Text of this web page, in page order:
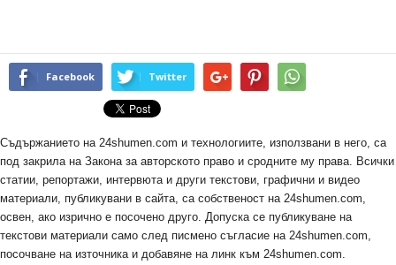
Facebook Twitter
Съдържанието на 24shumen.com и технологиите, използвани в него, са
под закрила на Закона за авторското право и сродните му права. Всички
статии, репортажи, интервюта и други текстови, графични и видео
материали, публикувани в сайта, са собственост на 24shumen.com,
освен, ако изрично е посочено друго. Допуска се публикуване на
текстови материали само след писмено съгласие на 24shumen.com,
посочване на източника и добавяне на линк към 24shumen.com.